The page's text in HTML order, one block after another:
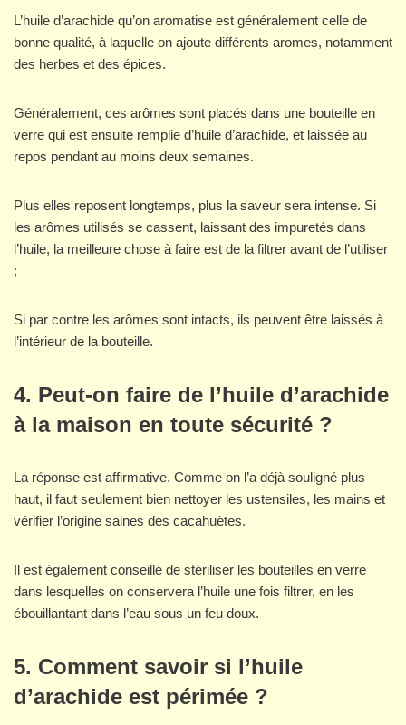
L’huile d’arachide qu’on aromatise est généralement celle de
bonne qualité, à laquelle on ajoute différents aromes, notamment
des herbes et des épices.
Généralement, ces arômes sont placés dans une bouteille en
verre qui est ensuite remplie d’huile d’arachide, et laissée au
repos pendant au moins deux semaines.
Plus elles reposent longtemps, plus la saveur sera intense. Si
les arômes utilisés se cassent, laissant des impuretés dans
l’huile, la meilleure chose à faire est de la filtrer avant de l’utiliser
;
Si par contre les arômes sont intacts, ils peuvent être laissés à
l’intérieur de la bouteille.
4. Peut-on faire de l’huile d’arachide
à la maison en toute sécurité ?
La réponse est affirmative. Comme on l’a déjà souligné plus
haut, il faut seulement bien nettoyer les ustensiles, les mains et
vérifier l’origine saines des cacahuètes.
Il est également conseillé de stériliser les bouteilles en verre
dans lesquelles on conservera l’huile une fois filtrer, en les
ébouillantant dans l’eau sous un feu doux.
5. Comment savoir si l’huile
d’arachide est périmée ?